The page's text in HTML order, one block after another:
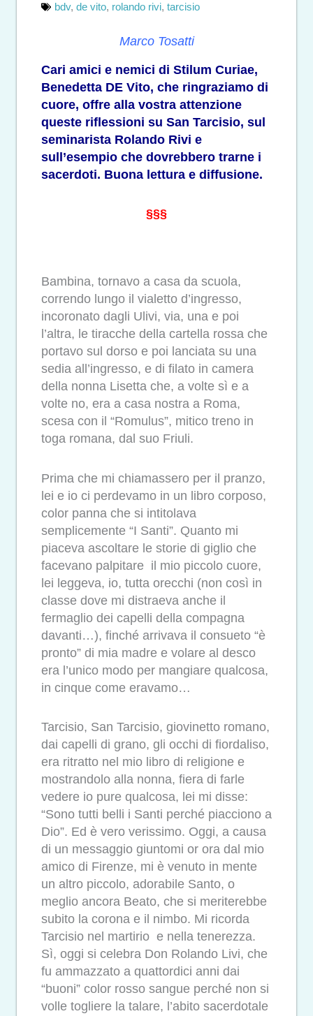
bdv, de vito, rolando rivi, tarcisio
Marco Tosatti
Cari amici e nemici di Stilum Curiae,
Benedetta DE Vito, che ringraziamo di
cuore, offre alla vostra attenzione
queste riflessioni su San Tarcisio, sul
seminarista Rolando Rivi e
sull’esempio che dovrebbero trarne i
sacerdoti. Buona lettura e diffusione.
§§§
Bambina, tornavo a casa da scuola,
correndo lungo il vialetto d’ingresso,
incoronato dagli Ulivi, via, una e poi
l’altra, le tiracche della cartella rossa che
portavo sul dorso e poi lanciata su una
sedia all’ingresso, e di filato in camera
della nonna Lisetta che, a volte sì e a
volte no, era a casa nostra a Roma,
scesa con il “Romulus”, mitico treno in
toga romana, dal suo Friuli.
Prima che mi chiamassero per il pranzo,
lei e io ci perdevamo in un libro corposo,
color panna che si intitolava
semplicemente “I Santi”. Quanto mi
piaceva ascoltare le storie di giglio che
facevano palpitare il mio piccolo cuore,
lei leggeva, io, tutta orecchi (non così in
classe dove mi distraeva anche il
fermaglio dei capelli della compagna
davanti…), finché arrivava il consueto “è
pronto” di mia madre e volare al desco
era l’unico modo per mangiare qualcosa,
in cinque come eravamo…
Tarcisio, San Tarcisio, giovinetto romano,
dai capelli di grano, gli occhi di fiordaliso,
era ritratto nel mio libro di religione e
mostrandolo alla nonna, fiera di farle
vedere io pure qualcosa, lei mi disse:
“Sono tutti belli i Santi perché piacciono a
Dio”. Ed è vero verissimo. Oggi, a causa
di un messaggio giuntomi or ora dal mio
amico di Firenze, mi è venuto in mente
un altro piccolo, adorabile Santo, o
meglio ancora Beato, che si meriterebbe
subito la corona e il nimbo. Mi ricorda
Tarcisio nel martirio e nella tenerezza.
Sì, oggi si celebra Don Rolando Livi, che
fu ammazzato a quattordici anni dai
“buoni” color rosso sangue perché non si
volle togliere la talare, l’abito sacerdotale